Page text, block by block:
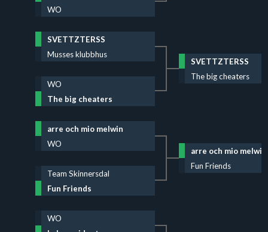
WO
SVETTZTERSS
Musses klubbhus
WO
The big cheaters
arre och mio melwin
WO
Team Skinnersdal
Fun Friends
WO
SVETTZTERSS
The big cheaters
arre och mio melwin
Fun Friends